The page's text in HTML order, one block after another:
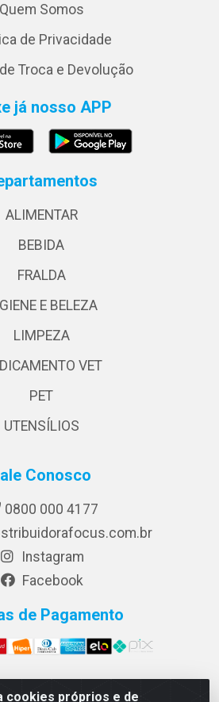
cookies próprios e de
Quem Somos
de Privacidade
Troca e Devolução
já nosso APP
ALIMENTAR
BEBIDA
FRALDA
E BELEZA
LIMPEZA
VET
PET
UTENSÍLIOS
Conosco
0800 000 4177
Instagram
Facebook
de Pagamento